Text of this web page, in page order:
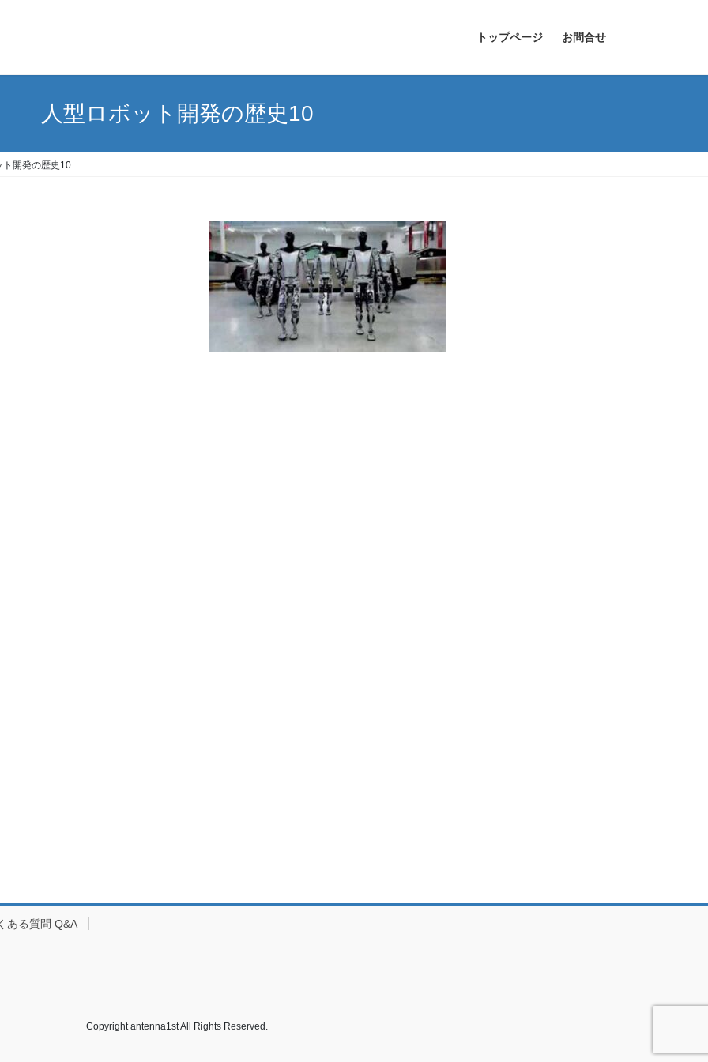
トップページ お問合せ
人型ロボット開発の歴史10
ト開発の歴史10
ある質問 Q&A
Copyright antenna1st All Rights Reserved.